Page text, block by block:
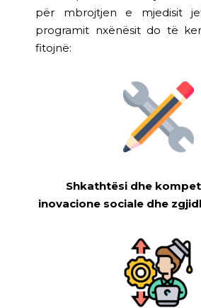
për mbrojtjen e mjedisit
programit nxënësit do të
fitojnë:
Shkathtësi dhe
inovacione sociale dhe